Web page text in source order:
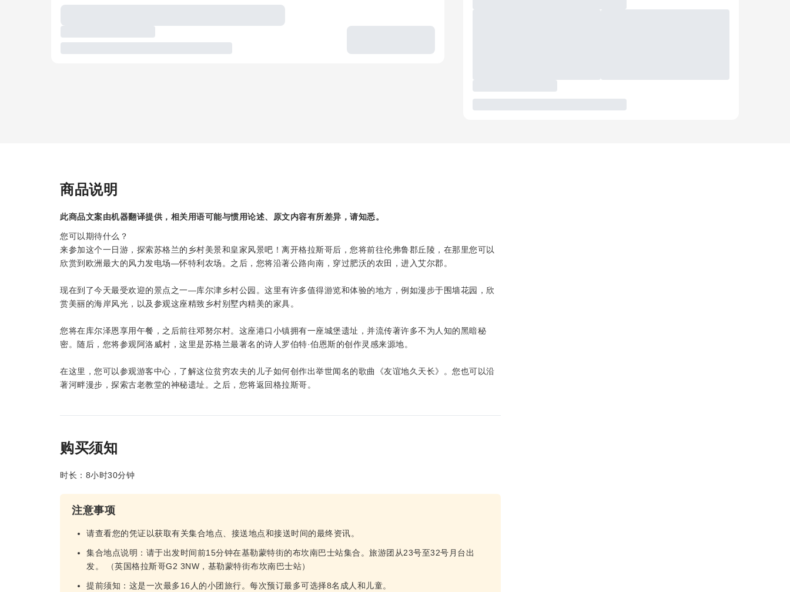
商品说明
此商品文案由机器翻译提供，相关用语可能与惯用论述、原文内容有所差异，请知悉。
您可以期待什么？
来参加这个一日游，探索苏格兰的乡村美景和皇家风景吧！离开格拉斯哥后，您将前往伦弗鲁郡丘陵，在那里您可以
欣赏到欧洲最大的风力发电场—怀特利农场。之后，您将沿著公路向南，穿过肥沃的农田，进入艾尔郡。
现在到了今天最受欢迎的景点之一—库尔津乡村公园。这里有许多值得游览和体验的地方，例如漫步于围墙花园，欣
赏美丽的海岸风光，以及参观这座精致乡村别墅内精美的家具。
您将在库尔泽恩享用午餐，之后前往邓努尔村。这座港口小镇拥有一座城堡遗址，并流传著许多不为人知的黑暗秘
密。随后，您将参观阿洛威村，这里是苏格兰最著名的诗人罗伯特·伯恩斯的创作灵感来源地。
在这里，您可以参观游客中心，了解这位贫穷农夫的儿子如何创作出举世闻名的歌曲《友谊地久天长》。您也可以沿
著河畔漫步，探索古老教堂的神秘遗址。之后，您将返回格拉斯哥。
购买须知
时长：8小时30分钟
注意事项
请查看您的凭证以获取有关集合地点、接送地点和接送时间的最终资讯。
集合地点说明：请于出发时间前15分钟在基勒蒙特街的布坎南巴士站集合。旅游团从23号至32号月台出
发。 （英国格拉斯哥G2 3NW，基勒蒙特街布坎南巴士站）
提前须知：这是一次最多16人的小团旅行。每次预订最多可选择8名成人和儿童。